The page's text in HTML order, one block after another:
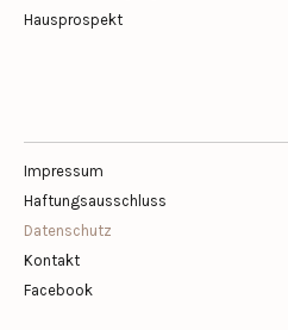
Hausprospekt
Impressum
Haftungsausschluss
Datenschutz
Kontakt
Facebook